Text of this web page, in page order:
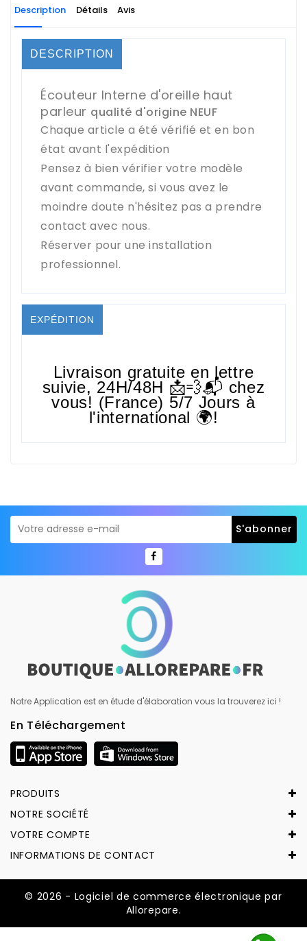
Description Détails Avis
DESCRIPTION
Écouteur Interne d'oreille haut
parleur qualité d'origine NEUF
Chaque article a été vérifié et en bon
état avant l'expédition
Pensez à bien vérifier votre modèle
avant commande, si vous avez le
moindre doute n'hésitez pas a prendre
contact avec nous.
Réserver pour une installation
professionnel.
EXPÉDITION
Livraison gratuite en lettre
suivie, 24H/48H 📩💨📬 chez
vous! (France) 5/7 Jours à
l'international 🌍!
Notre Application est en étude d'élaboration vous la trouverez ici !
En Téléchargement
PRODUITS
NOTRE SOCIÉTÉ
VOTRE COMPTE
INFORMATIONS DE CONTACT
© 2026 - Logiciel de commerce électronique par
Allorepare.